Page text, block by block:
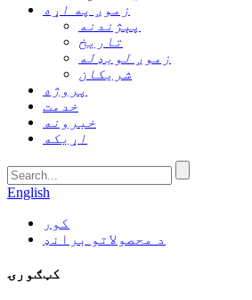
زموږ په اړه
پېژندنه
تاریخ
زموږ لوبډله
شریکان
پروژه
خدمت
خبرونه
اړیکه
English
کور
د محصولاتو برانډ
کټګورۍ